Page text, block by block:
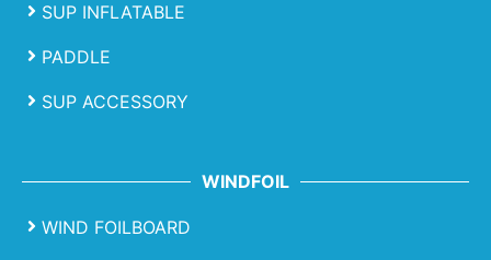
SUP INFLATABLE
PADDLE
SUP ACCESSORY
WINDFOIL
WIND FOILBOARD